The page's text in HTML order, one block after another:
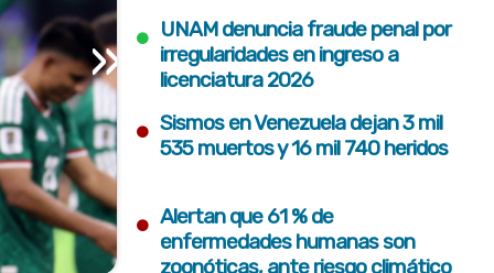
» • UNAM denuncia fraude penal por
irregularidades en ingreso a
licenciatura 2026
• Sismos en Venezuela dejan 3 mil
535 muertos y 16 mil 740 heridos
• Alertan que 61 % de
enfermedades humanas son
zoonóticas, ante riesgo climático